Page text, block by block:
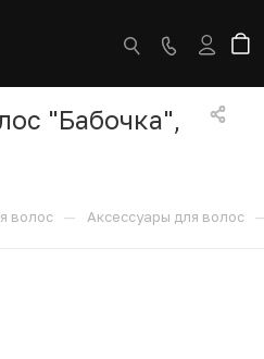
"Бабочка",
волос — Аксессуары для волос